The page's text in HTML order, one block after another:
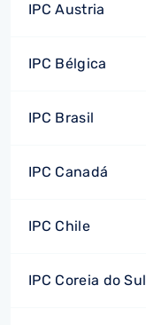
IPC Austria
IPC Bélgica
IPC Brasil
IPC Canadá
IPC Chile
IPC Coreia do Sul